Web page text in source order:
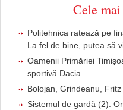
Cele
Politehnica ratează pe
La fel de bine, putea să
Oamenii Primăriei
sportivă Dacia
Bolojan, Grindeanu,
Sistemul de gardă (2).